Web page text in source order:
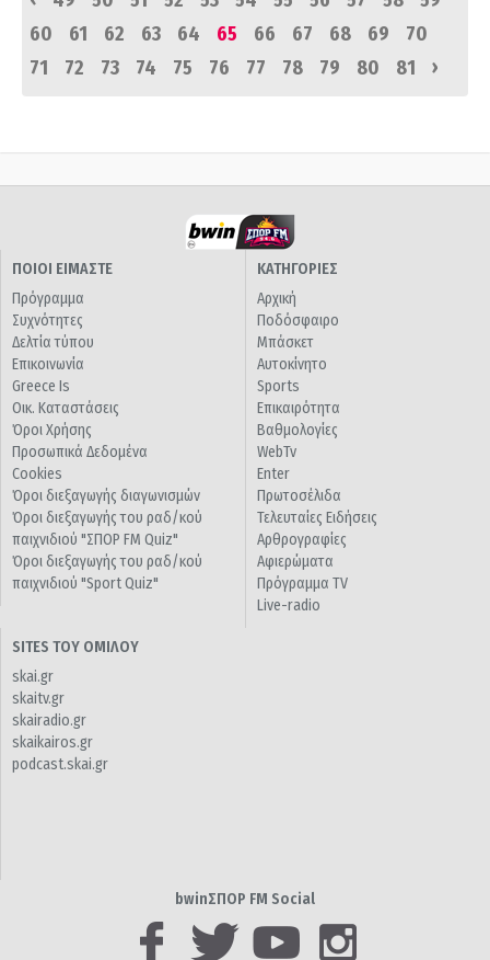
60
61 62 63 64 65 66 67 68 69
70
71
72 73 74 75 76 77 78 79 80 81 ›
ΠΟΙΟΙ ΕΙΜΑΣΤΕ
Πρόγραμμα
Συχνότητες
Δελτία τύπου
Επικοινωνία
Greece Is
Οικ. Καταστάσεις
Όροι Χρήσης
Προσωπικά Δεδομένα
Cookies
Όροι διεξαγωγής διαγωνισμών
Όροι διεξαγωγής του ραδ/κού
παιχνιδιού "ΣΠΟΡ FM Quiz"
Όροι διεξαγωγής του ραδ/κού
παιχνιδιού "Sport Quiz"
ΚΑΤΗΓΟΡΙΕΣ
Αρχική
Ποδόσφαιρο
Μπάσκετ
Αυτοκίνητο
Sports
Επικαιρότητα
Βαθμολογίες
WebTv
Enter
Πρωτοσέλιδα
Τελευταίες Ειδήσεις
Αρθρογραφίες
Αφιερώματα
Πρόγραμμα TV
Live-radio
SITES ΤΟΥ ΟΜΙΛΟΥ
skai.gr
skaitv.gr
skairadio.gr
skaikairos.gr
podcast.skai.gr
bwinΣΠΟΡ FM Social